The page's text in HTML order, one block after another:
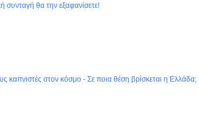
συνταγή θα την εξαφανίσετε!
καπνιστές στον κόσμο - Σε ποια θέση βρίσκεται η Ελλάδα;